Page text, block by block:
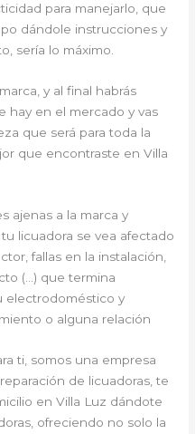
para manejarlo, que
dándole instrucciones y
sería lo máximo.
y al final habrás
hay en el mercado y vas
que será para toda la
que encontraste en Villa
ajenas a la marca y
licuadora se vea afectado
fallas en la instalación,
(…) que termina
electrodoméstico y
o alguna relación
ti, somos una empresa
de licuadoras, te
en Villa Luz dándote
ofreciendo no solo la